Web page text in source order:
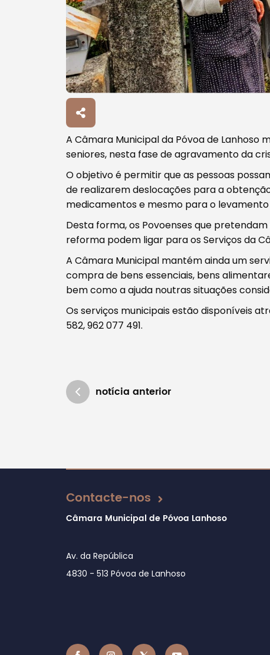
Procurar
Tipo de conteúdo
Filtros
A Câmara Municipal da Póvoa de
seniores, nesta fase de agravamento da
O objetivo é permitir que as pessoas
de realizarem deslocações para a
medicamentos e mesmo para o
Desta forma, os Povoenses que
reforma podem ligar para os Serviços da
A Câmara Municipal mantém ainda um
compra de bens essenciais, bens
bem como a ajuda noutras situações
Os serviços municipais estão disponíveis
582, 962 077 491.
notícia anterior
Atualizado em 04/11/2020
Contacte-nos
Câmara Municipal de Póvoa Lanhoso
Av. da República
4830 - 513 Póvoa de Lanhoso